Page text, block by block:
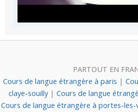
PARTOUT EN
Cours de langue étrangère à paris |
claye-souilly | Cours de langue
Cours de langue étrangère à portes-les-